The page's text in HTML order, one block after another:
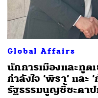
Global Affairs
นักการเมืองและทูต
กำลังใจ ‘พิธา’ และ
รัฐธรรมนูญชี้ชะตาป